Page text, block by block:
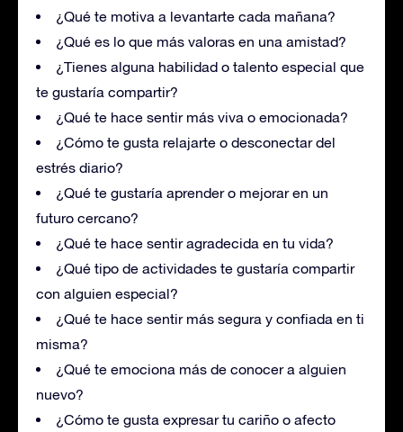
¿Qué te motiva a levantarte cada mañana?
¿Qué es lo que más valoras en una amistad?
¿Tienes alguna habilidad o talento especial que
te gustaría compartir?
¿Qué te hace sentir más viva o emocionada?
¿Cómo te gusta relajarte o desconectar del
estrés diario?
¿Qué te gustaría aprender o mejorar en un
futuro cercano?
¿Qué te hace sentir agradecida en tu vida?
¿Qué tipo de actividades te gustaría compartir
con alguien especial?
¿Qué te hace sentir más segura y confiada en ti
misma?
¿Qué te emociona más de conocer a alguien
nuevo?
¿Cómo te gusta expresar tu cariño o afecto